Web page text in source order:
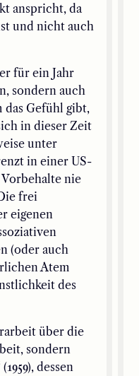
anspricht, da
und nicht auch
für ein Jahr
sondern auch
das Gefühl gibt,
in dieser Zeit
unter
in einer US-
nie
frei
eigenen
(oder auch
Atem
des
über die
sondern
dessen